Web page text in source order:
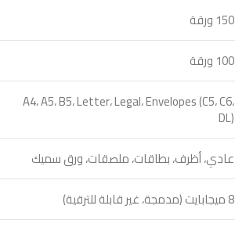
150 ورقة
100 ورقة
A4، A5، B5، Letter، Legal، Envelopes (C5، C6،
DL)
عادي، أظرف، بطاقات، ملصقات، ورق سميك
8 ميجابايت (مدمجة، غير قابلة للترقية)